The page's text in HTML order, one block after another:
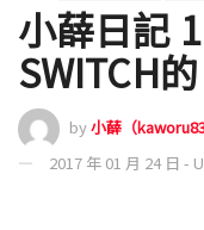
小薛日記
SWITCH
by小薛（
2017 年 01 月 24 日 -